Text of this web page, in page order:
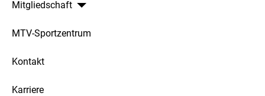
Mitgliedschaft
MTV-Sportzentrum
Kontakt
Karriere